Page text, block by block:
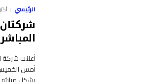
الرئيسي